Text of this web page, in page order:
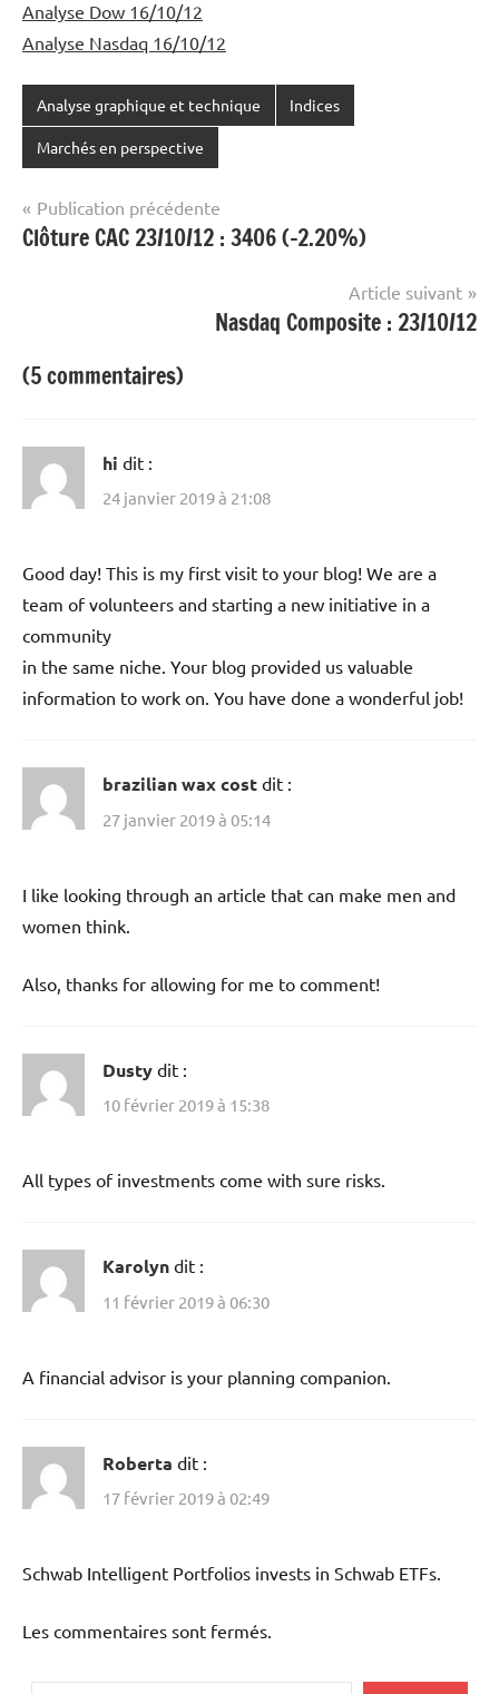
Analyse Dow 16/10/12
Analyse Nasdaq 16/10/12
Analyse graphique et technique Indices
Marchés en perspective
Navigation
de
Publication précédente
Clôture CAC 23/10/12 : 3406 (-2.20%)
Article suivant
Nasdaq Composite : 23/10/12
(5 commentaires)
hi dit :
24 janvier 2019 à 21:08
Good day! This is my first visit to your blog! We are a
team of volunteers and starting a new initiative in a
community
in the same niche. Your blog provided us valuable
information to work on. You have done a wonderful job!
brazilian wax cost dit :
27 janvier 2019 à 05:14
I like looking through an article that can make men and
women think.
Also, thanks for allowing for me to comment!
Dusty dit :
10 février 2019 à 15:38
All types of investments come with sure risks.
Karolyn dit :
11 février 2019 à 06:30
A financial advisor is your planning companion.
Roberta dit :
17 février 2019 à 02:49
Schwab Intelligent Portfolios invests in Schwab ETFs.
Les commentaires sont fermés.